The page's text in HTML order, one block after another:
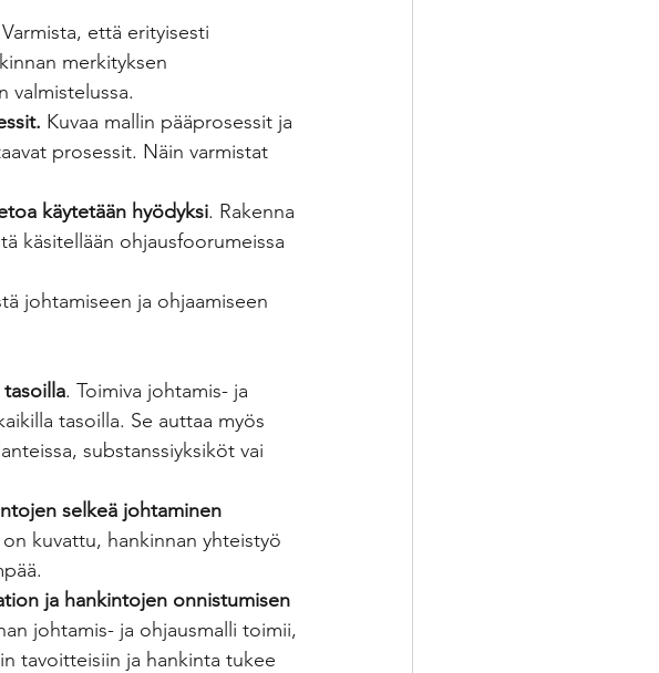
että erityisesti
merkityksen
valmistelussa.
Kuvaa mallin pääprosessit ja
prosessit. Näin varmistat
käytetään hyödyksi. Rakenna
käsitellään ohjausfoorumeissa
johtamiseen ja ohjaamiseen
. Toimiva johtamis- ja
tasoilla. Se auttaa myös
substanssiyksiköt vai
selkeä johtaminen
kuvattu, hankinnan yhteistyö
ja hankintojen onnistumisen
johtamis- ja ohjausmalli toimii,
tavoitteisiin ja hankinta tukee